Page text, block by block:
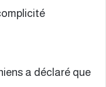
a déclaré que